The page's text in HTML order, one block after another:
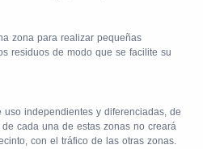
zona para realizar pequeñas
residuos de modo que se facilite su
independientes y diferenciadas, de
cada una de estas zonas no creará
con el tráfico de las otras zonas.